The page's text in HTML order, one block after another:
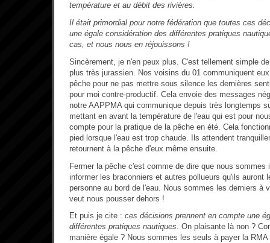
température et au débit des rivières.
Il était primordial pour notre fédération que toutes ces
une égale considération des différentes pratiques
cas, et nous nous en réjouissons !
Sincèrement, je n'en peux plus. C'est tellement simple
plus très jurassien. Nos voisins du 01 communiquent
pêche pour ne pas mettre sous silence les dernières
pour moi contre-productif. Cela envoie des messages
notre AAPPMA qui communique depuis très longtemps
mettant en avant la température de l'eau qui est pour
compte pour la pratique de la pêche en été. Cela
pied lorsque l'eau est trop chaude. Ils attendent
retournent à la pêche d'eux même ensuite.
Fermer la pêche c'est comme de dire que nous sommes
informer les braconniers et autres pollueurs qu'ils auront
personne au bord de l'eau. Nous sommes les derniers à
veut nous pousser dehors !
Et puis je cite : ces décisions prennent en compte une
différentes pratiques nautiques. On plaisante là non ?
manière égale ? Nous sommes les seuls à payer la